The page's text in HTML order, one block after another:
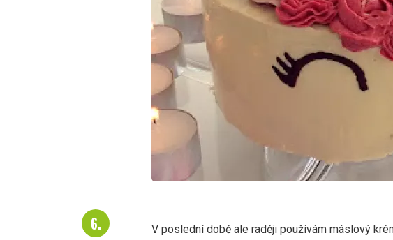
V poslední době ale raději používám máslový